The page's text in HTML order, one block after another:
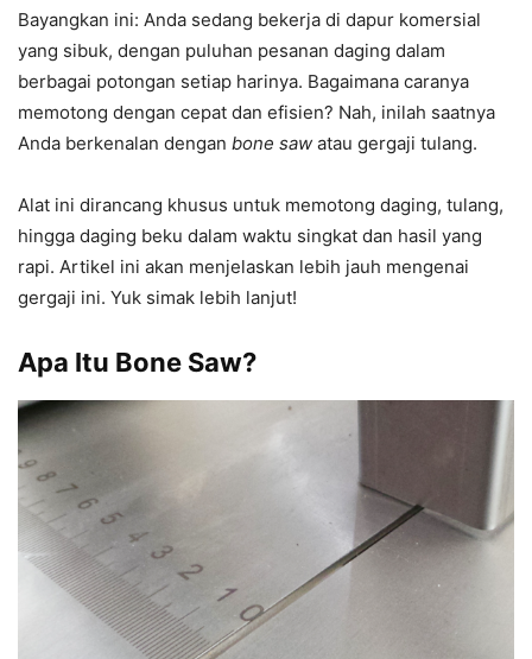
Bayangkan ini: Anda sedang bekerja di dapur komersial
yang sibuk, dengan puluhan pesanan daging dalam
berbagai potongan setiap harinya. Bagaimana caranya
memotong dengan cepat dan efisien? Nah, inilah saatnya
Anda berkenalan dengan bone saw atau gergaji tulang.
Alat ini dirancang khusus untuk memotong daging, tulang,
hingga daging beku dalam waktu singkat dan hasil yang
rapi. Artikel ini akan menjelaskan lebih jauh mengenai
gergaji ini. Yuk simak lebih lanjut!
Apa Itu Bone Saw?